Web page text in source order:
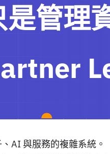
是管理
AI 與服務的複雜系統。